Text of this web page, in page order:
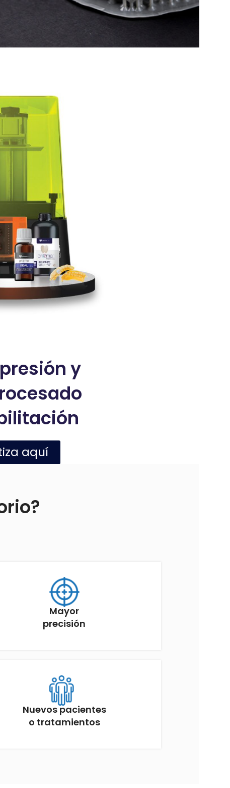
y
aquí
Mayor
precisión
Nuevos pacientes
o tratamientos